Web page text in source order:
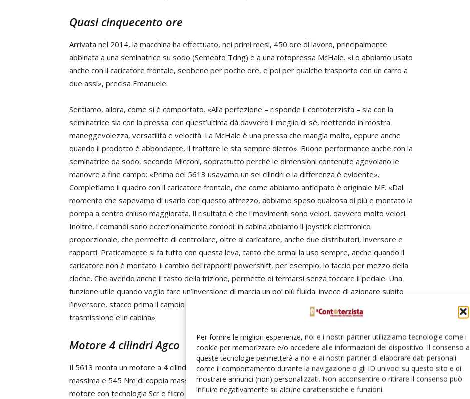
Per fornire le migliori esperienze, noi e i nostri partner utilizziamo tecnologie come i
cookie per memorizzare e/o accedere alle informazioni del dispositivo. Il consenso a
queste tecnologie permetterà a noi e ai nostri partner di elaborare dati personali
come il comportamento durante la navigazione o gli ID univoci su questo sito e di
mostrare annunci (non) personalizzati. Non acconsentire o ritirare il consenso può
influire negativamente su alcune caratteristiche e funzioni.
Quasi cinquecento ore
Arrivata nel 2014, la macchina ha effettuato, nei primi mesi, 450 ore di lavoro, principalmente
abbinata a una seminatrice su sodo (Semeato Tdng) e a una rotopressa McHale. «Lo abbiamo usato
anche con il caricatore frontale, sebbene per poche ore, e poi per qualche trasporto con un carro a
due assi», precisa Emanuele.
Sentiamo, allora, come si è comportato. «Alla perfezione – risponde il contoterzista – sia con la
seminatrice sia con la pressa: con quest’ultima dà davvero il meglio di sé, mettendo in mostra
maneggevolezza, versatilità e velocità. La McHale è una pressa che mangia molto, eppure anche
quando il prodotto è abbondante, il trattore le sta sempre dietro». Buone performance anche con la
seminatrice da sodo, secondo Micconi, soprattutto perché le dimensioni contenute agevolano le
manovre a fine campo: «Prima del 5613 usavamo un sei cilindri e la differenza è evidente».
Completiamo il quadro con il caricatore frontale, che come abbiamo anticipato è originale MF. «Dal
momento che sapevamo di usarlo con questo attrezzo, abbiamo speso qualcosa di più e montato la
pompa a centro chiuso maggiorata. Il risultato è che i movimenti sono veloci, davvero molto veloci.
Inoltre, i comandi sono eccezionalmente comodi: in cabina abbiamo il joystick elettronico
proporzionale, che permette di controllare, oltre al caricatore, anche due distributori, inversore e
rapporti. Praticamente si fa tutto con questa leva, tanto che ormai la uso sempre, anche quando il
caricatore non è montato: il cambio dei rapporti powershift, per esempio, lo faccio per mezzo della
cloche. Che avendo anche il tasto della frizione, permette di fermarsi senza toccare il pedale. Una
funzione utile quando voglio fare un’inversione di marcia un po’ più fluida: invece di azionare subito
l’inversore, stacco prima il cambio e poi premo il pulsante di inversione, così riduco i colpi alla
trasmissione e in cabina».
Motore 4 cilindri Agco
Il 5613 monta un motore a 4 cilindri Agco Power, da 4,4 litri di volume per 130 cavalli di potenza
massima e 545 Nm di coppia massima a 1.600 giri, con coppia costante tra 1.300 e 1.900 giri. Un
motore con tecnologia Scr e filtro Doc che dovrebbe garantire, a un tempo, buone prestazioni e